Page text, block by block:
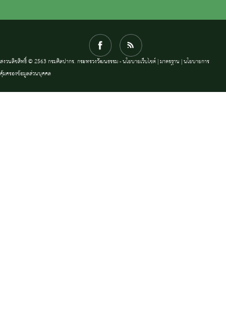
สงวนลิขสิทธิ์ © 2563 กรมศิลปากร. กระทรวงวัฒนธรรม -นโยบายเว็บไซต์|มาตรฐาน |นโยบายการ
คุ้มครองข้อมูลส่วนบุคคล